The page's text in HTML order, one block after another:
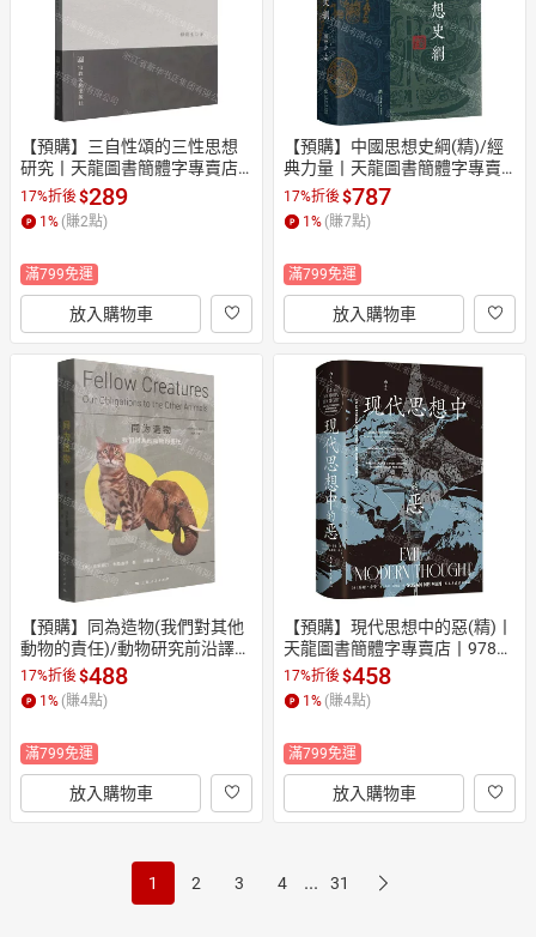
【預購】三自性頌的三性思想
研究丨天龍圖書簡體字專賣店
丨9787518815067 (tl2610)
17%折後$289
1% (賺2點)
滿799免運
放入購物車
【預購】中國思想史綱(精)/經
典力量丨天龍圖書簡體字專賣
店丨9787545823158 (tl2610)
17%折後$787
1% (賺7點)
滿799免運
放入購物車
【預購】同為造物(我們對其他
動物的責任)/動物研究前沿譯叢
丨天龍圖書簡體字專賣店丨978
7208195783 (tl2610)
17%折後$488
1 % (賺4點)
滿799免運
放入購物車
【預購】現代思想中的惡(精)丨
天龍圖書簡體字專賣店丨97875
13952415 (tl2610)
17%折後$458
1 % (賺4點)
滿799免運
放入購物車
1 2 3 4 ... 31